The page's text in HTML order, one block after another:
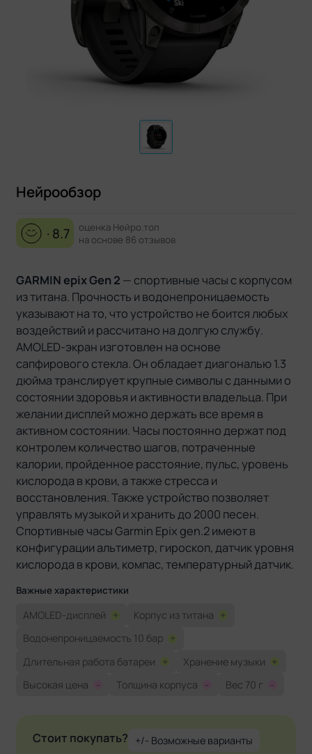
Нейрообзор
· 8.7
оценка Нейро.топ
на основе 86 отзывов
GARMIN epix Gen 2 — спортивные часы с корпусом
из титана. Прочность и водонепроницаемость
указывают на то, что устройство не боится любых
воздействий и рассчитано на долгую службу.
AMOLED-экран изготовлен на основе
сапфирового стекла. Он обладает диагональю 1.3
дюйма транслирует крупные символы с данными о
состоянии здоровья и активности владельца. При
желании дисплей можно держать все время в
активном состоянии. Часы постоянно держат под
контролем количество шагов, потраченные
калории, пройденное расстояние, пульс, уровень
кислорода в крови, а также стресса и
восстановления. Также устройство позволяет
управлять музыкой и хранить до 2000 песен.
Спортивные часы Garmin Epix gen.2 имеют в
конфигурации альтиметр, гироскоп, датчик уровня
кислорода в крови, компас, температурный датчик.
Важные характеристики
AMOLED-дисплей + Корпус из титана +
Водонепроницаемость 10 бар +
Длительная работа батареи + Хранение музыки +
Высокая цена
- Толщина корпуса - Вес 70 г -
Стоит покупать? +/- Возможные варианты